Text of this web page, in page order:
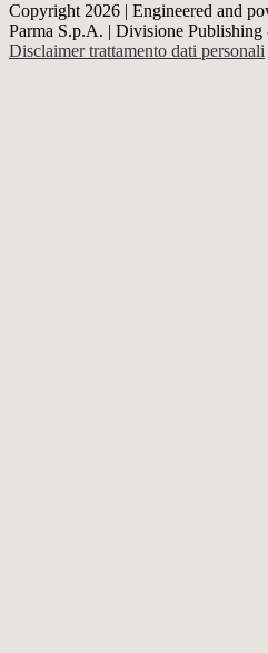
Copyright 2026 | Engineered and
Parma S.p.A. | Divisione
Disclaimer trattamento dati personali